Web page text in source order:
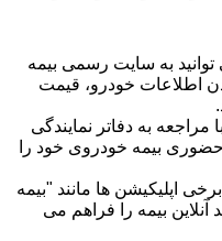
به سایت رسمی بیمه
اطلاعات خودرو، قیمت
با مراجعه به دفاتر نمایندگی
بیمه خودروی خود را
برخی اپلیکیشن ها مانند "بیمه
آنلاین بیمه را فراهم می